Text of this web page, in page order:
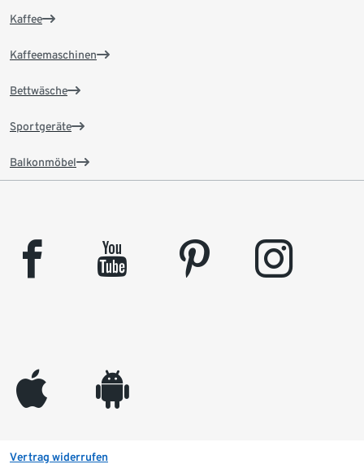
Kaffee
Kaffeemaschinen
Bettwäsche
Sportgeräte
Balkonmöbel
facebook youtube pinterest instagram
appleinc android
Vertrag widerrufen